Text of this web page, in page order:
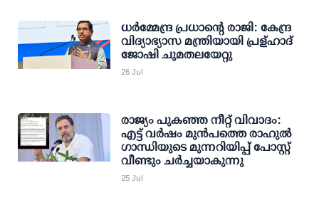
ധര്‍മ്മേന്ദ്ര പ്രധാന്റെ രാജി: കേന്ദ്ര
വിദ്യാഭ്യാസ മന്ത്രിയായി പ്രള്ഹാദ്
ജോഷി ചുമതലയേറ്റു
26 Jul
രാജ്യം പുകഞ്ഞ നീറ്റ് വിവാദം:
എട്ട് വര്‍ഷം മുന്‍പത്തെ രാഹുല്‍
ഗാന്ധിയുടെ മുന്നറിയിപ്പ് പോസ്റ്റ്
വീണ്ടും ചര്‍ച്ചയാകുന്നു
25 Jul